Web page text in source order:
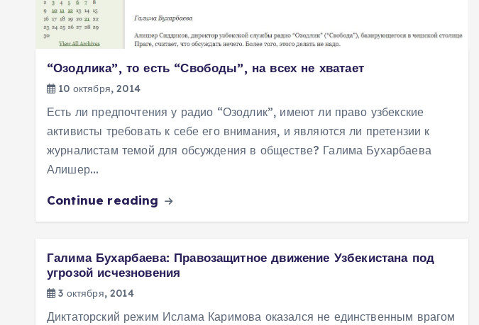
“Озодлика”, то есть “Свободы”, на всех не хватает
10 октября, 2014
Есть ли предпочтения у радио “Озодлик”, имеют ли право узбекские
активисты требовать к себе его внимания, и являются ли претензии к
журналистам темой для обсуждения в обществе? Галима Бухарбаева
Алишер…
Continue reading
Галима Бухарбаева: Правозащитное движение Узбекистана под
угрозой исчезновения
3 октября, 2014
Диктаторский режим Ислама Каримова оказался не единственным врагом